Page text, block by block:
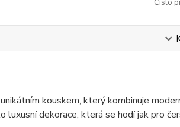
Číslo
kouskem, který kombinuje
luxusní dekorace, která se hodí jak pro